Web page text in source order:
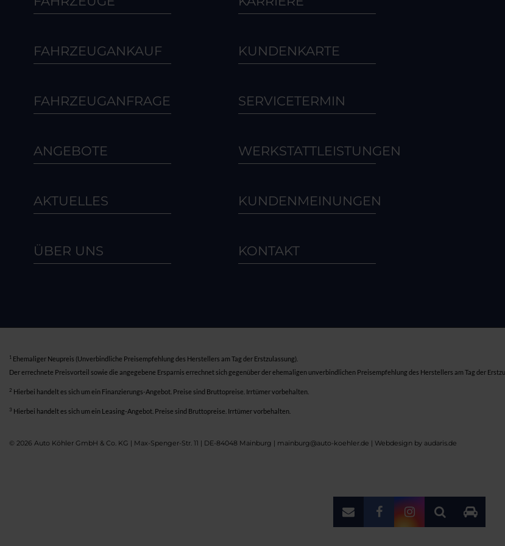
FAHRZEUGANKAUF
FAHRZEUGANFRAGE
ANGEBOTE
AKTUELLES
ÜBER UNS
KUNDENKARTE
SERVICETERMIN
WERKSTATTLEISTUNGEN
KUNDENMEINUNGEN
KONTAKT
1
Ehemaliger Neupreis (Unverbindliche Preisempfehlung des Herstellers am Tag der Erstzulassung).
Der errechnete Preisvorteil sowie die angegebene Ersparnis errechnet sich gegenüber der ehemaligen unverbindlichen Preisempfehlung des Herstellers am Tag der
2 Hierbei handelt es sich um ein Finanzierungs-Angebot. Preise sind Bruttopreise. Irrtümer vorbehalten.
3 Hierbei handelt es sich um ein Leasing-Angebot. Preise sind Bruttopreise. Irrtümer vorbehalten.
© 2026 Auto Köhler GmbH & Co. KG | Max-Spenger-Str. 11 | DE-84048 Mainburg | mainburg@auto-koehler.de | Webdesign by audaris.de